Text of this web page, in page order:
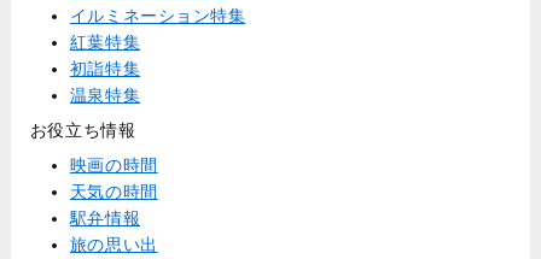
イルミネーション特集
紅葉特集
初詣特集
温泉特集
お役立ち情報
映画の時間
天気の時間
駅弁情報
旅の思い出